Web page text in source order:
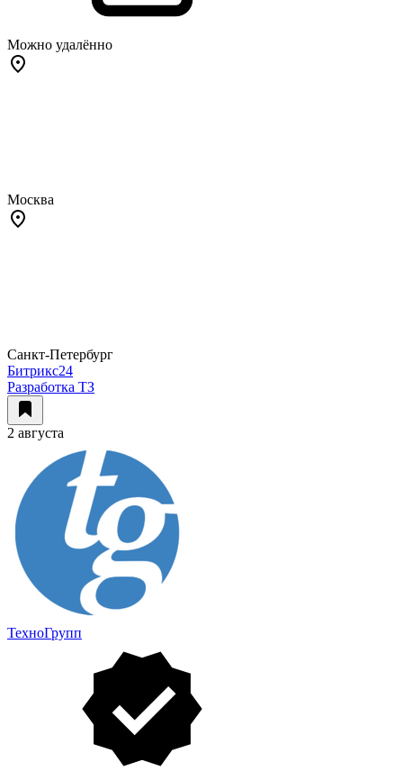
Можно удалённо
Москва
Санкт-Петербург
Битрикс24
Разработка ТЗ
2 августа
ТехноГрупп